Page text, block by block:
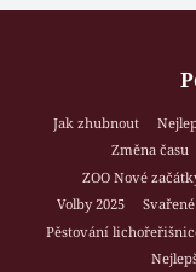
Jak zhubnout
Změna času
ZOO Nové
Volby 2025
Pěstování